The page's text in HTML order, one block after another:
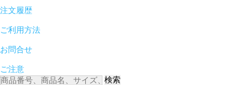
注文履歴
ご利用方法
お問合せ
ご注意
検索